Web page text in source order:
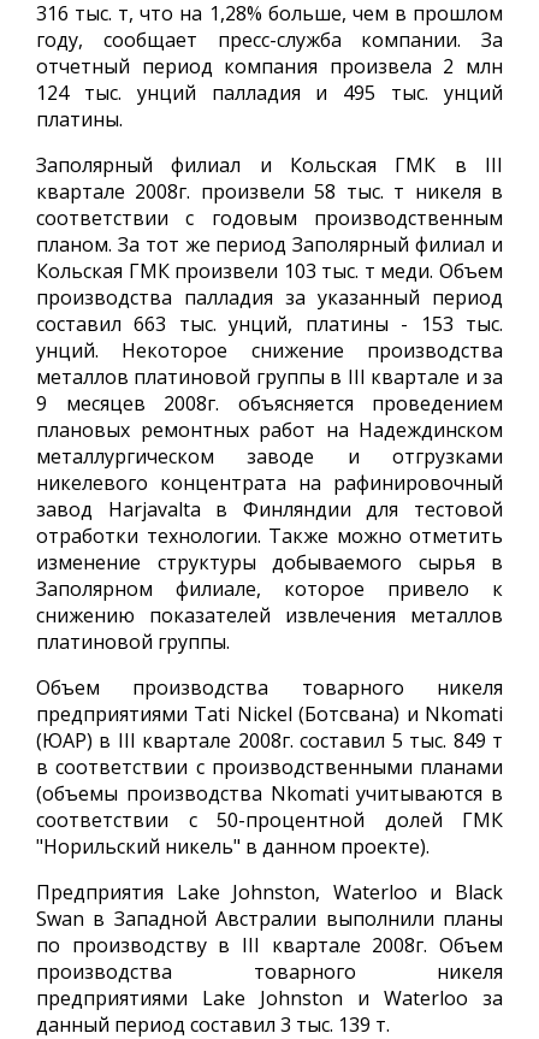
316 тыс. т, что на 1,28% больше, чем в прошлом
году, сообщает пресс-служба компании. За
отчетный период компания произвела 2 млн
124 тыс. унций палладия и 495 тыс. унций
платины.
Заполярный филиал и Кольская ГМК в III
квартале 2008г. произвели 58 тыс. т никеля в
соответствии с годовым производственным
планом. За тот же период Заполярный филиал и
Кольская ГМК произвели 103 тыс. т меди. Объем
производства палладия за указанный период
составил 663 тыс. унций, платины - 153 тыс.
унций. Некоторое снижение производства
металлов платиновой группы в III квартале и за
9 месяцев 2008г. объясняется проведением
плановых ремонтных работ на Надеждинском
металлургическом заводе и отгрузками
никелевого концентрата на рафинировочный
завод Harjavalta в Финляндии для тестовой
отработки технологии. Также можно отметить
изменение структуры добываемого сырья в
Заполярном филиале, которое привело к
снижению показателей извлечения металлов
платиновой группы.
Объем производства товарного никеля
предприятиями Tati Nickel (Ботсвана) и Nkomati
(ЮАР) в III квартале 2008г. составил 5 тыс. 849 т
в соответствии с производственными планами
(объемы производства Nkomati учитываются в
соответствии с 50-процентной долей ГМК
"Норильский никель" в данном проекте).
Предприятия Lake Johnston, Waterloo и Black
Swan в Западной Австралии выполнили планы
по производству в III квартале 2008г. Объем
производства товарного никеля
предприятиями Lake Johnston и Waterloo за
данный период составил 3 тыс. 139 т.